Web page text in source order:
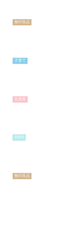
無印良品
子育て
文房具
100均
無印良品